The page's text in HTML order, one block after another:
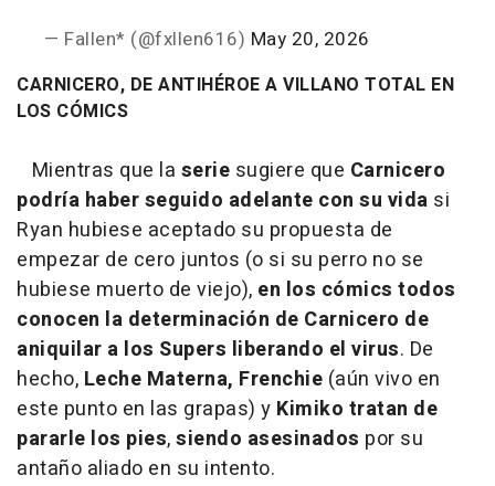
— Fallen* (@fxllen616) May 20, 2026
CARNICERO, DE ANTIHÉROE A VILLANO TOTAL EN
LOS CÓMICS
Mientras que la serie sugiere que Carnicero
podría haber seguido adelante con su vida si
Ryan hubiese aceptado su propuesta de
empezar de cero juntos (o si su perro no se
hubiese muerto de viejo), en los cómics todos
conocen la determinación de Carnicero de
aniquilar a los Supers liberando el virus. De
hecho, Leche Materna, Frenchie (aún vivo en
este punto en las grapas) y Kimiko tratan de
pararle los pies,siendo asesinados por su
antaño aliado en su intento.